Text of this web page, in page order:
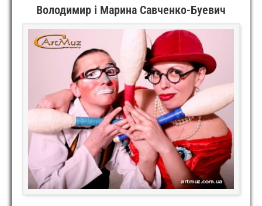
Володимир і Марина Савченко-Буевич